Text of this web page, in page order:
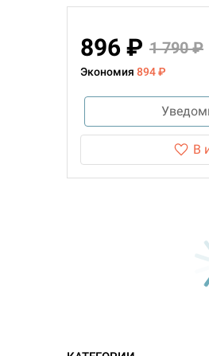
896 ₽ 1 790 ₽
Экономия 894 ₽
В